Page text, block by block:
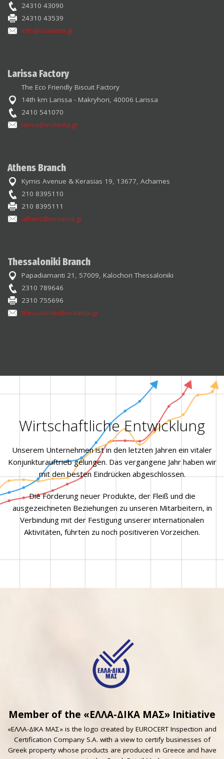
24310 43090
24310 43539
info@violanta.gr
Larissa Factory
The Eco Friendly Biscuit Factory
14th km Larissa - Makryhori, 40006 Larissa
2410 541070
larisa@violanta.gr
Athens Branch
Kymis Avenue & Kerasias 19, 13677, Acharnes
210 8395110
210 8395111
athens@violanta.gr
Thessaloniki Branch
Papadiamanti 21, 57009, Kalochori Thessaloniki
2310 789646
2310 755696
thessaloniki@violanta.gr
Wirtschaftliche Entwicklung
Unserem Unternehmen ist in den letzten Jahren ein vitaler
Konjunkturauftrieb gelungen. Das vergangene Jahr haben wir
mit den besten Eindrücken abgeschlossen.
Die Förderung neuer Produkte, der Fleiß und die
ausgezeichneten Beziehungen zu unseren Mitarbeitern, in
Verbindung mit der Festigung unserer internationalen
Aktivitäten, führten zu noch positiveren Vorzeichen.
Member of the «ΕΛΛΑ-ΔΙΚΑ ΜΑΣ» Initiative
«ΕΛΛΑ-ΔΙΚΑ ΜΑΣ» is the logo created by EUROCERT Inspection and
Certification Company S.A. with a view to certify businesses of
Greek property whose products are produced in Greece and have